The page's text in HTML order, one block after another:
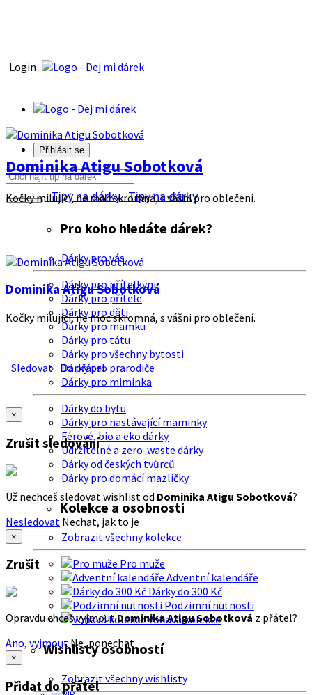
Login
Přihlásit se
Tipy na dárkyTipy na dárky
Pro koho hledáte dárek?
Dárky pro vás
Dárky pro přítelkyni
Dárky pro přítele
Dárky pro děti
Dárky pro mamku
Dárky pro tátu
Dárky pro všechny bytosti
Dárky pro prarodiče
Dárky pro miminka
Dárky do bytu
Dárky pro nastávající maminky
Férové, bio a eko dárky
Udržitelné a zero-waste dárky
Dárky od českých tvůrců
Dárky pro domácí mazlíčky
Kolekce a osobnosti
Zobrazit všechny kolekce
Pro muže
Adventní kalendáře
Dárky do 300 Kč
Podzimní nutnosti
Voňavá kolekce
Wishlisty osobností
Zobrazit všechny wishlisty
Dominika Atigu Sobotková
Kočky milující, ne moc skromná, s vášni pro oblečení.
Dominika Atigu Sobotková
Kočky milující, ne moc skromná, s vášni pro oblečení.
Sledovat Do přátel
×
Zrušit sledování
Už nechceš sledovat wishlist od Dominika Atigu Sobotková?
Nesledovat Nechat, jak to je
×
Zrušit
Opravdu chceš vyjmoutDominika Atigu Sobotková z přátel?
Ano, vyjmout Ne, ponechat
×
Přidat do přátel